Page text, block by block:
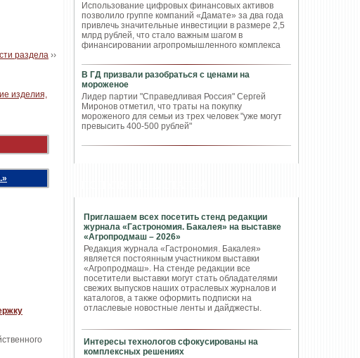
Использование цифровых финансовых активов
позволило группе компаний «Дамате» за два года
привлечь значительные инвестиции в размере 2,5
млрд рублей, что стало важным шагом в
финансировании агропромышленного комплекса
В ГД призвали разобраться с ценами на
мороженое
Лидер партии "Справедливая Россия" Сергей
Миронов отметил, что траты на покупку
мороженого для семьи из трех человек "уже могут
превысить 400-500 рублей"
Приглашаем всех посетить стенд редакции
журнала «Гастрономия. Бакалея» на выставке
«Агропродмаш – 2026»
Редакция журнала «Гастрономия. Бакалея»
является постоянным участником выставки
«Агропродмаш». На стенде редакции все
посетители выставки могут стать обладателями
свежих выпусков наших отраслевых журналов и
каталогов, а также оформить подписки на
отласлевые новостные ленты и дайджесты.
Интересы технологов сфокусированы на
комплексных решениях
раздела ››